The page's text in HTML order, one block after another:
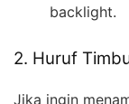
backlight.
2. Huruf
Jika ingin